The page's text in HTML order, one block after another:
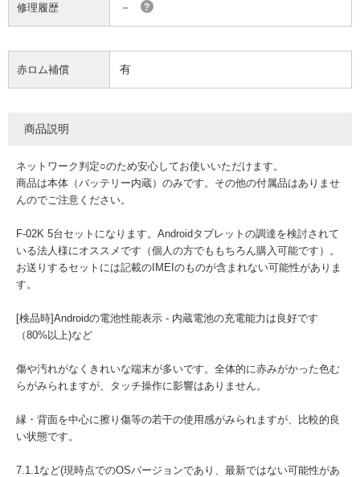
修理履歴 － ?
赤ロム補償 有
商品説明
ネットワーク判定○のため安心してお使いいただけます。
商品は本体（バッテリー内蔵）のみです。その他の付属品はありませ
んのでご注意ください。
F-02K 5台セットになります。Androidタブレットの調達を検討されて
いる法人様にオススメです（個人の方でももちろん購入可能です）。
お送りするセットには記載のIMEIのものが含まれない可能性がありま
す。
[検品時]Androidの電池性能表示 - 内蔵電池の充電能力は良好です
（80%以上)など
傷や汚れがなくきれいな端末が多いです。全体的に赤みがかった色む
らがみられますが、タッチ操作に影響はありません。
縁・背面を中心に擦り傷等の若干の使用感がみられますが、比較的良
い状態です。
7.1.1など(現時点でのOSバージョンであり、最新ではない可能性があ